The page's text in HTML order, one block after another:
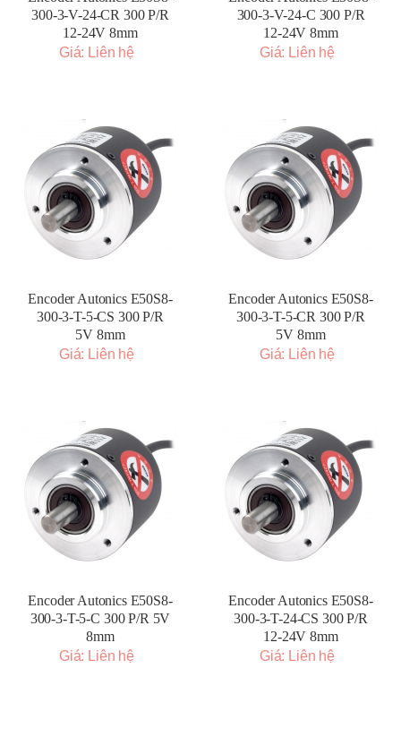
300-3-V-24-CR 300 P/R
12-24V 8mm
Giá: Liên hệ
300-3-V-24-C 300 P/R
12-24V 8mm
Giá: Liên hệ
Encoder Autonics E50S8-
300-3-T-5-CS 300 P/R
5V 8mm
Giá: Liên hệ
Encoder Autonics E50S8-
300-3-T-5-CR 300 P/R
5V 8mm
Giá: Liên hệ
Encoder Autonics E50S8-
300-3-T-5-C 300 P/R 5V
8mm
Giá: Liên hệ
Encoder Autonics E50S8-
300-3-T-24-CS 300 P/R
12-24V 8mm
Giá: Liên hệ